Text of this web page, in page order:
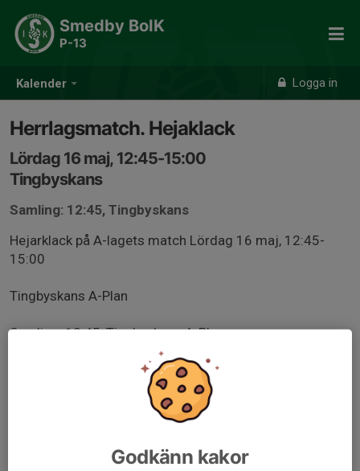
Kalender Logga in
Smedby BoIK
P-13
Herrlagsmatch. Hejaklack
Lördag 16 maj, 12:45-15:00
Tingbyskans
Samling: 12:45, Tingbyskans
Hejarklack på A-lagets match Lördag 16 maj, 12:45-
15:00
Tingbyskans A-Plan
Samling: 12:45, Tingbyskans A-Plan
Vi kör hejarklack med ALLA barn och ungdomslag som
kan! På A-Lagets match när de möter SSG. Låt oss ha
den största klacken i div.4. Vi har trumma, och massa
annat. Kom ner och hjälp till!
(Dom som har match själva på lördag kan ju såklart
Godkänn kakor